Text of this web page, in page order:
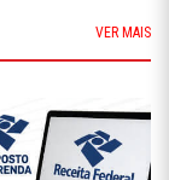
VER MAIS